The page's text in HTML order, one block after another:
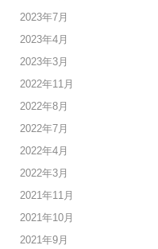
2023年7月
2023年4月
2023年3月
2022年11月
2022年8月
2022年7月
2022年4月
2022年3月
2021年11月
2021年10月
2021年9月